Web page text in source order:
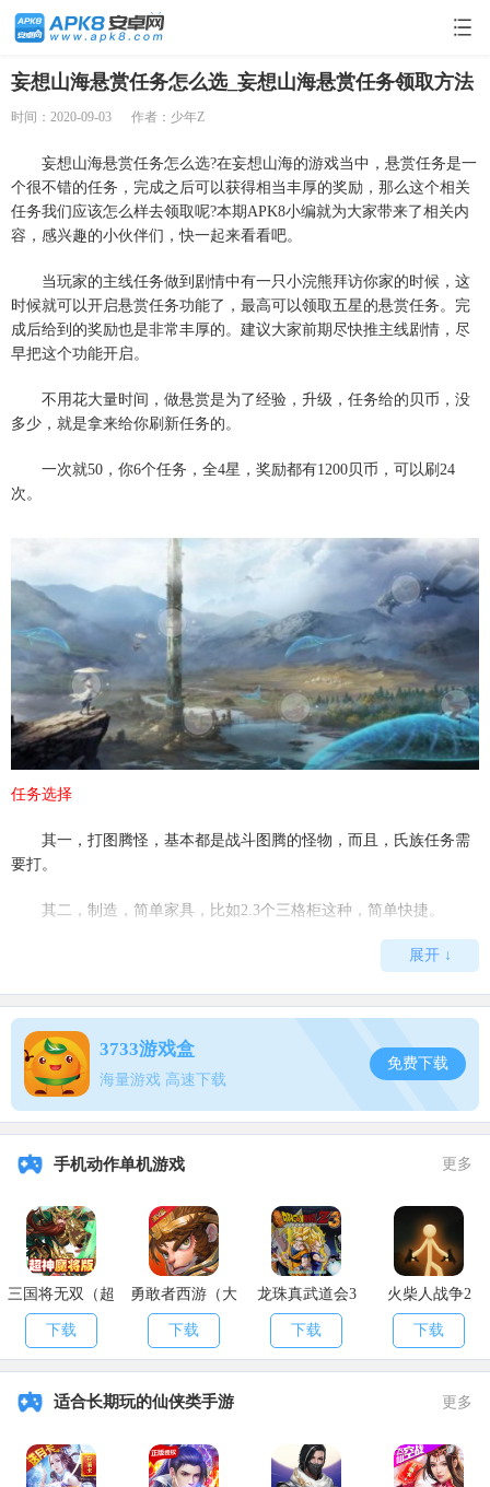
妄想山海悬赏任务怎么选_妄想山海悬赏任务领取方法
时间：2020-09-03 作者：少年Z
妄想山海悬赏任务怎么选?在妄想山海的游戏当中，悬赏任务是一
个很不错的任务，完成之后可以获得相当丰厚的奖励，那么这个相关
任务我们应该怎么样去领取呢?本期APK8小编就为大家带来了相关内
容，感兴趣的小伙伴们，快一起来看看吧。
当玩家的主线任务做到剧情中有一只小浣熊拜访你家的时候，这
时候就可以开启悬赏任务功能了，最高可以领取五星的悬赏任务。完
成后给到的奖励也是非常丰厚的。建议大家前期尽快推主线剧情，尽
早把这个功能开启。
不用花大量时间，做悬赏是为了经验，升级，任务给的贝币，没
多少，就是拿来给你刷新任务的。
一次就50，你6个任务，全4星，奖励都有1200贝币，可以刷24
次。
任务选择
其一，打图腾怪，基本都是战斗图腾的怪物，而且，氏族任务需
要打。
其二，制造，简单家具，比如2.3个三格柜这种，简单快捷。
有
其五，异兽材料，这个不建议萌新接取，原因是因为贵，但是大
佬完全可以接，最效率的，比如异兽牙，异兽角之类的，貔貅台1000
贝币5个，买来交，很快。
千万别接系列:
展开 ↓
3733游戏盒
海量游戏 高速下载
免费下载
手机动作单机游戏 更多
三国将无双（超
神魔将版）
下载
勇敢者西游（大
乱斗）
下载
龙珠真武道会3
下载
火柴人战争2
下载
适合长期玩的仙侠类手游 更多